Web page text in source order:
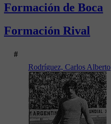
Formación de Boca
Formación Rival
#
Rodríguez, Carlos Alberto